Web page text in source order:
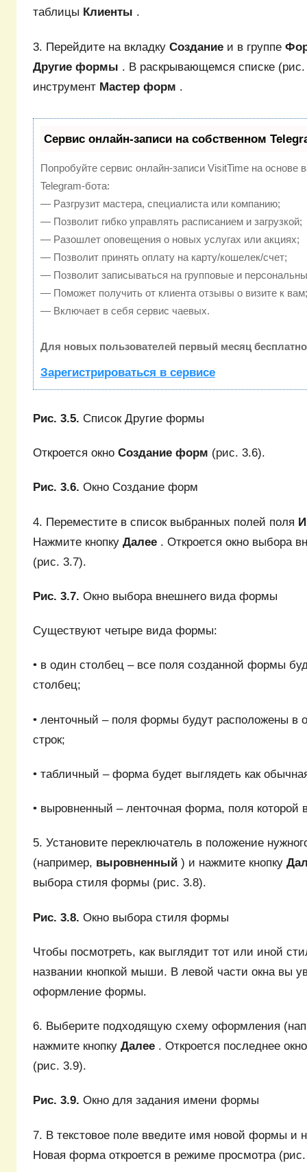
таблицы Клиенты .
3. Перейдите на вкладку Создание и в группе
Другие формы . В раскрывающемся списке
инструмент Мастер форм .
Сервис онлайн-записи на собственном
Попробуйте сервис онлайн-записи VisitTime на основе
Telegram-бота:
— Разгрузит мастера, специалиста или компанию;
— Позволит гибко управлять расписанием и загрузкой;
— Разошлет оповещения о новых услугах или акциях;
— Позволит принять оплату на карту/кошелек/счет;
— Позволит записываться на групповые и
— Поможет получить от клиента отзывы о визите к вам;
— Включает в себя сервис чаевых.
Для новых пользователей первый месяц
Зарегистрироваться в сервисе
Рис. 3.5. Список Другие формы
Откроется окно Создание форм (рис. 3.6).
Рис. 3.6. Окно Создание форм
4. Переместите в список выбранных полей поля
Нажмите кнопку Далее . Откроется окно выбора
(рис. 3.7).
Рис. 3.7. Окно выбора внешнего вида формы
Существуют четыре вида формы:
• в один столбец – все поля созданной формы
столбец;
• ленточный – поля формы будут расположены в
строк;
• табличный – форма будет выглядеть как
• выровненный – ленточная форма, поля
5. Установите переключатель в положение
(например, выровненный ) и нажмите кнопку
выбора стиля формы (рис. 3.8).
Рис. 3.8. Окно выбора стиля формы
Чтобы посмотреть, как выглядит тот или иной
названии кнопкой мыши. В левой части окна вы
оформление формы.
6. Выберите подходящую схему оформления
нажмите кнопку Далее . Откроется последнее
(рис. 3.9).
Рис. 3.9. Окно для задания имени формы
7. В текстовое поле введите имя новой формы и
Новая форма откроется в режиме просмотра